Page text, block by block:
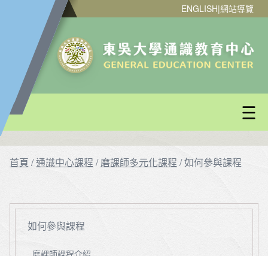
ENGLISH|網站導覽
首頁 /通識中心課程 /磨課師多元化課程 /如何參與課程
如何參與課程
磨課師課程介紹